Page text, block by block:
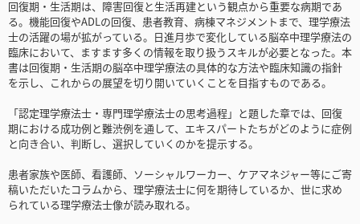
回復期・生活期は、障害回復と生活再建という観点から重要な病期であ
る。機能回復やADLの回復、患者教育、病棟マネジメントまで、理学療法
士の活躍の場が拡がっている。日進月歩で変化している脳卒中理学療法の
臨床において、ますます多くの情報を取り扱うスキルが必要となった。本
書は回復期・生活期の脳卒中理学療法の具体的な方法や臨床知識の指針
を示し、これからの展望を切り開いていくことを目指すものである。
「認定理学療法士・専門理学療法士の思考過程」と題した章では、回復
期における成功例と難渋例を通して、エキスパートたちがどのように症例
と向き合い、判断し、選択していくのかを提示する。
患者家族や医師、看護師、ソーシャルワーカー、ケアマネジャー等にご寄
稿いただいたコラムから、理学療法士に何を期待しているか、世に求め
られている理学療法士像が読み取れる。